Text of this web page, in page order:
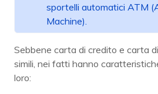
sportelli automatici ATM
Machine).
Sebbene carta di credito e carta
simili, nei fatti hanno
loro: